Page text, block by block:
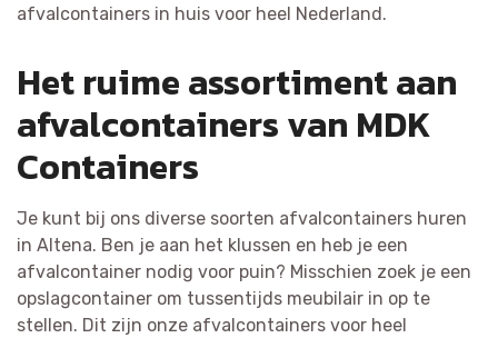
afvalcontainers in huis voor heel Nederland.
Het ruime assortiment aan
afvalcontainers van MDK
Containers
Je kunt bij ons diverse soorten afvalcontainers huren
in Altena. Ben je aan het klussen en heb je een
afvalcontainer nodig voor puin? Misschien zoek je een
opslagcontainer om tussentijds meubilair in op te
stellen. Dit zijn onze afvalcontainers voor heel